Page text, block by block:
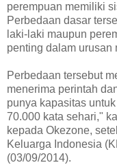
perempuan memiliki
Perbedaan dasar
laki-laki maupun
penting dalam urusan
Perbedaan tersebut
menerima perintah
punya kapasitas
70.000 kata sehari,"
kepada Okezone,
Keluarga Indonesia
(03/09/2014).